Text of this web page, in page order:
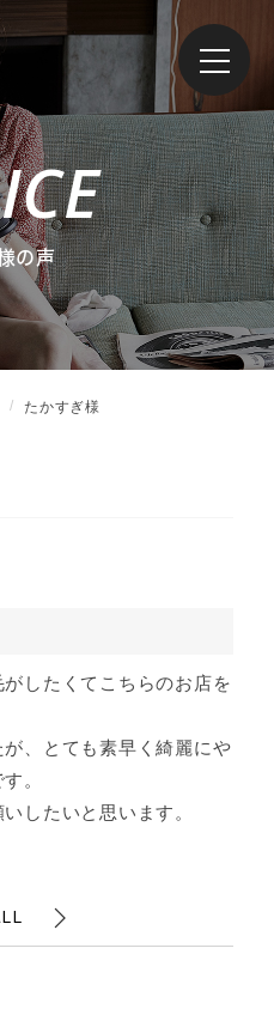
の声
たかすぎ様
したくてこちらのお店を
、とても素早く綺麗にや
。
したいと思います。